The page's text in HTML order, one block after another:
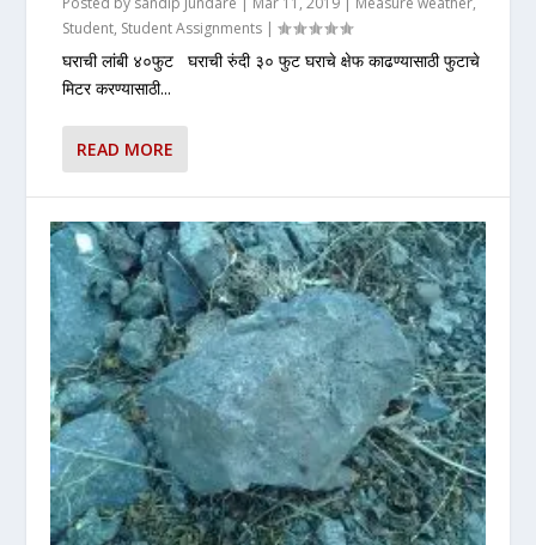
Student, Student Assignments |
घराची लांबी ४०फुट घराची रुंदी ३० फुट घराचे क्षेफ काढण्यासाठी फुटाचे
मिटर करण्यासाठी...
READ MORE